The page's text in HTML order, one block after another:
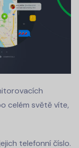
celém světě víte,
telefonní číslo.